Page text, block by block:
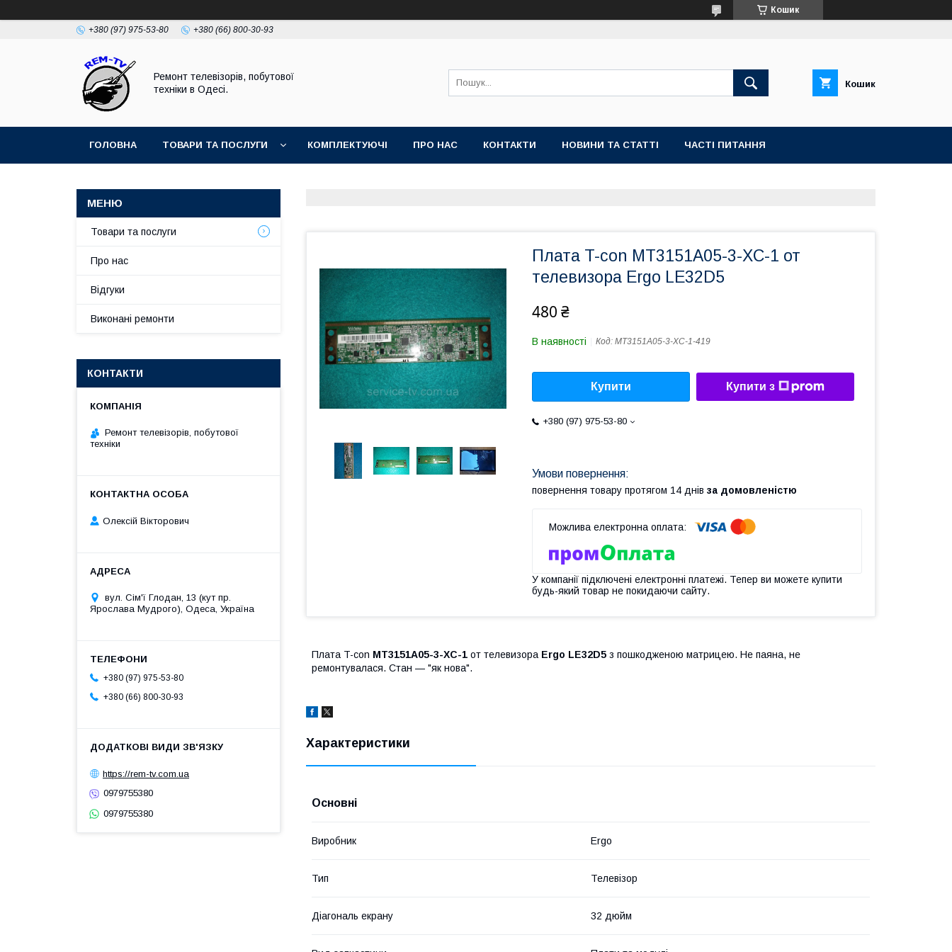
Кошик
+380 (97) 975-53-80 +380 (66) 800-30-93
Ремонт телевізорів, побутової
техніки в Одесі.
Кошик
ГОЛОВНА ТОВАРИ ТА ПОСЛУГИ КОМПЛЕКТУЮЧІ ПРО НАС КОНТАКТИ НОВИНИ ТА СТАТТІ ЧАСТІ ПИТАННЯ
Плата T-con MT3151A05-3-XC-1 от
телевизора Ergo LE32D5
480 ₴
В наявності Код: MT3151A05-3-XC-1-419
Купити Купити з
+380 (97) 975-53-80
повернення товару протягом 14 днів за домовленістю
У компанії підключені електронні платежі. Тепер ви можете купити
будь-який товар не покидаючи сайту.
Плата T-con MT3151A05-3-XC-1 от телевизора Ergo LE32D5 з пошкодженою матрицею. Не паяна, не
ремонтувалася. Стан — "як нова".
Характеристики
Основні
Виробник Ergo
Тип Телевізор
Діагональ екрану 32 дюйм
Товари та послуги
Про нас
Відгуки
Виконані ремонти
КОНТАКТИ
Ремонт телевізорів, побутової
техніки
Олексій Вікторович
вул. Сім'ї Глодан, 13 (кут пр.
Ярослава Мудрого), Одеса, Україна
+380 (97) 975-53-80
+380 (66) 800-30-93
https://rem-tv.com.ua
0979755380
0979755380